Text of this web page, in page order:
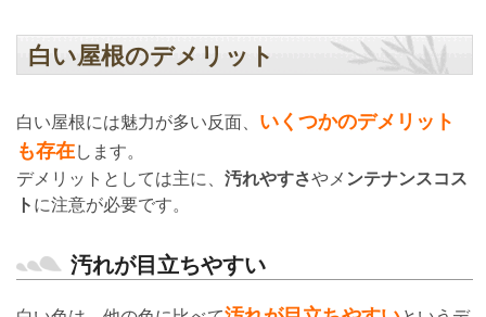
白い屋根のデメリット
白い屋根には魅力が多い反面、 いくつかのデメリット
も存在します。
デメリットとしては主に、 汚れやすさやメ ンテナンスコス
ト に注意が必要です。
汚れが目立ちやすい